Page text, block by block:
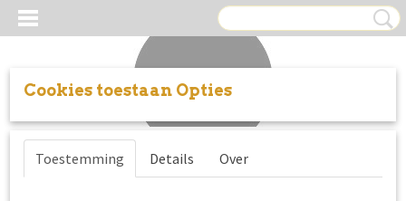
Inloggen Registreren
Cookies toestaan Opties
Toestemming Details Over